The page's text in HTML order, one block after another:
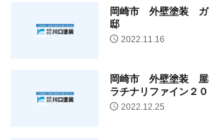
岡崎市 外壁塗装
邸
2022.11.16
岡崎市 外壁塗装
ラチナリファイン２
UVコートルーフ/K様邸
2022.12.25